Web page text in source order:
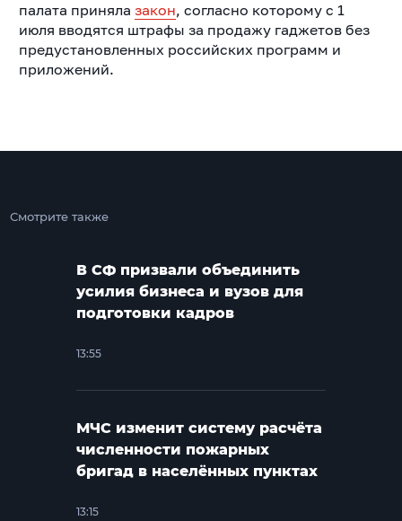
палата приняла закон, согласно которому с 1
июля вводятся штрафы за продажу гаджетов без
предустановленных российских программ и
приложений.
Смотрите также
В СФ призвали объединить
усилия бизнеса и вузов для
подготовки кадров
13:55
МЧС изменит систему расчёта
численности пожарных
бригад в населённых пунктах
13:15